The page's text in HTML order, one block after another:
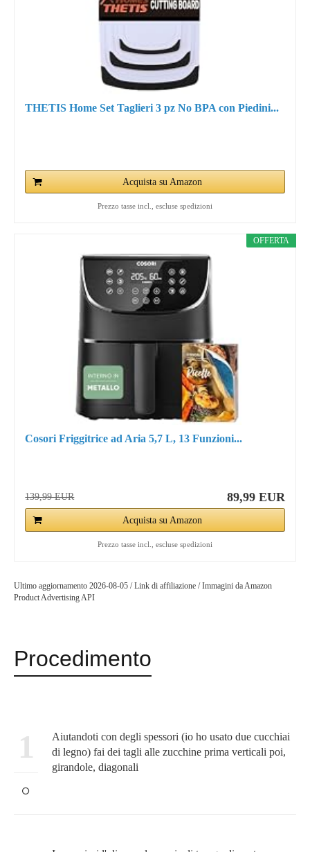
THETIS Home Set Taglieri 3 pz No BPA con Piedini...
Acquista su Amazon
Prezzo tasse incl., escluse spedizioni
OFFERTA
Cosori Friggitrice ad Aria 5,7 L, 13 Funzioni...
139,99 EUR 89,99 EUR
Acquista su Amazon
Prezzo tasse incl., escluse spedizioni
Ultimo aggiornamento 2026-08-05 / Link di affiliazione / Immagini da Amazon
Product Advertising API
Procedimento
1
Aiutandoti con degli spessori (io ho usato due cucchiai
di legno) fai dei tagli alle zucchine prima verticali poi,
girandole, diagonali